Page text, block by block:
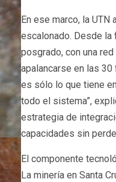
En ese marco, la UTN
escalonado. Desde la
posgrado, con una red
apalancarse en las 30
es sólo lo que tiene
todo el sistema”,
estrategia de
capacidades sin
El componente
La minería en Santa